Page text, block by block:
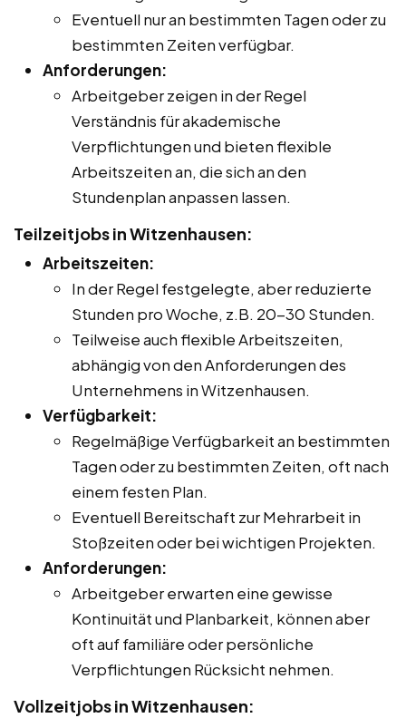
Eventuell nur an bestimmten Tagen oder zu
bestimmten Zeiten verfügbar.
Anforderungen:
Arbeitgeber zeigen in der Regel
Verständnis für akademische
Verpflichtungen und bieten flexible
Arbeitszeiten an, die sich an den
Stundenplan anpassen lassen.
Teilzeitjobs in Witzenhausen:
Arbeitszeiten:
In der Regel festgelegte, aber reduzierte
Stunden pro Woche, z.B. 20-30 Stunden.
Teilweise auch flexible Arbeitszeiten,
abhängig von den Anforderungen des
Unternehmens in Witzenhausen.
Verfügbarkeit:
Regelmäßige Verfügbarkeit an bestimmten
Tagen oder zu bestimmten Zeiten, oft nach
einem festen Plan.
Eventuell Bereitschaft zur Mehrarbeit in
Stoßzeiten oder bei wichtigen Projekten.
Anforderungen:
Arbeitgeber erwarten eine gewisse
Kontinuität und Planbarkeit, können aber
oft auf familiäre oder persönliche
Verpflichtungen Rücksicht nehmen.
Vollzeitjobs in Witzenhausen: